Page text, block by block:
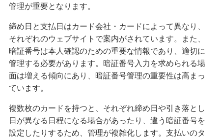
備える
学ぶ・考える
生涯学習
お客さまサポート
困ったときは・よくあるご質問
みずほ銀行について
管理が重要となります。
締め日と支払日はカード会社・カードによって異なり、
それぞれのウェブサイトで案内がされています。また、
暗証番号は本人確認のための重要な情報であり、適切に
管理する必要があります。暗証番号入力を求められる場
面は増える傾向にあり、暗証番号管理の重要性は高まっ
ています。
複数枚のカードを持つと、それぞれ締め日や引き落とし
日が異なる日程になる場合があったり、違う暗証番号を
設定したりするため、管理が複雑化します。支払いのタ